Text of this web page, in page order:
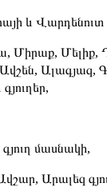
և Վարդենուտ
Միրաք, Մելիք,
Ալագյազ,
մասնակի,
Արալեզ